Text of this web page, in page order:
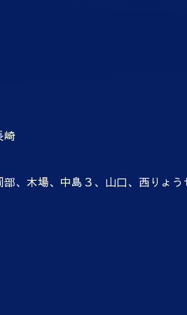
崎
木場、中島３、山口、西りょう